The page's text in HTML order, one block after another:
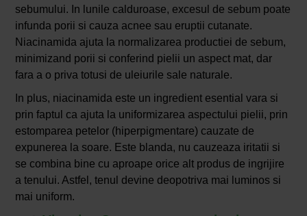
sebumului. In lunile calduroase, excesul de sebum poate
infunda porii si cauza acnee sau eruptii cutanate.
Niacinamida ajuta la normalizarea productiei de sebum,
minimizand porii si conferind pielii un aspect mat, dar
fara a o priva totusi de uleiurile sale naturale.
In plus, niacinamida este un ingredient esential vara si
prin faptul ca ajuta la uniformizarea aspectului pielii, prin
estomparea petelor (hiperpigmentare) cauzate de
expunerea la soare. Este blanda, nu cauzeaza iritatii si
se combina bine cu aproape orice alt produs de ingrijire
a tenului. Astfel, tenul devine deopotriva mai luminos si
mai uniform.